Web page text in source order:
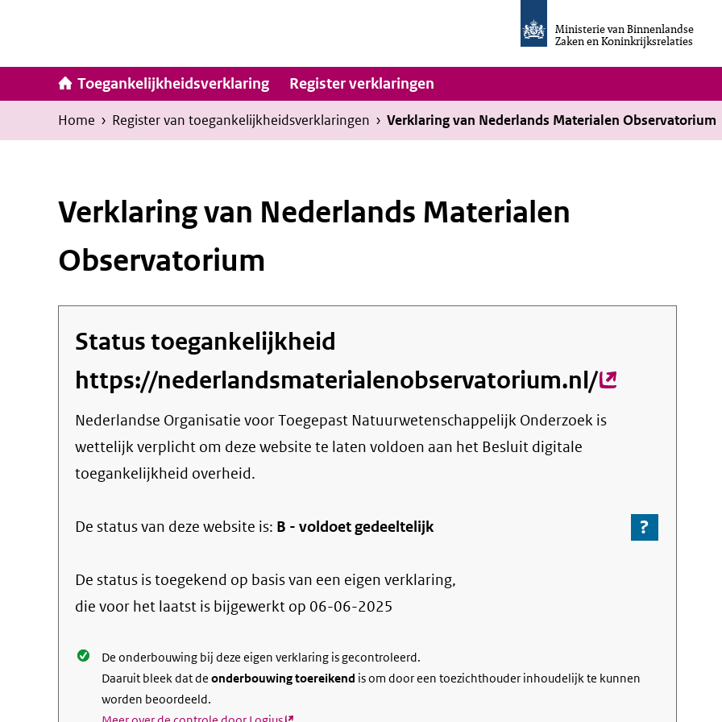
inhoud
Ministerie van Binnenlandse
Zaken en Koninkrijksrelaties
van
Invulassistent
Toegankelijkheidsverklaring
Toegankelijkheidsverklaring Hoofdnavigatie
Register verklaringen
Kruimelpad
U
bevindt
Home › Register van toegankelijkheids­verklaringen › Verklaring van Nederlands Materialen Observatorium
Verklaring van Nederlands Materialen
Observatorium
Status toegankelijkheid
https://nederlandsmaterialenobservatorium.nl/(externe
link)
Nederlandse Organisatie voor Toegepast Natuurwetenschappelijk Onderzoek is
wettelijk verplicht om deze website te laten voldoen aan het Besluit digitale
toegankelijkheid overheid.
De status van deze website is: B - voldoet gedeeltelijk ?
Ga
De status is toegekend op basis van een eigen verklaring,
die voor het laatst is bijgewerkt op 06-06-2025
De onderbouwing bij deze eigen verklaring is gecontroleerd.
Daaruit bleek dat de onderbouwing toereikend is om door een toezichthouder inhoudelijk te kunnen
worden beoordeeld.